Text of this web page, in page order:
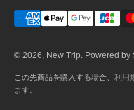
© 2026, New Trip. Powered by
この先商品を購入する場合、 利用
ます。